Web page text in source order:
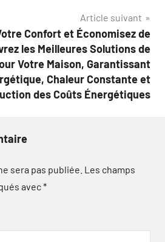
Article suivant
Confort et Économisez de
les Meilleures Solutions de
Votre Maison, Garantissant
Chaleur Constante et
des Coûts Énergétiques
sera pas publiée. Les champs
avec*